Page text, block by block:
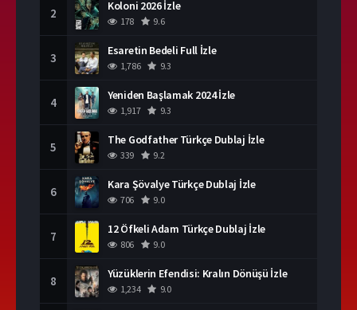
2 Koloni 2026 İzle
178 9.6
3 Esaretin Bedeli Full İzle
1,786 9.3
4 Yeniden Başlamak 2024 İzle
1,917 9.3
5 The Godfather Türkçe Dublaj İzle
339 9.2
6 Kara Şövalye Türkçe Dublaj İzle
706 9.0
7 12 Öfkeli Adam Türkçe Dublaj İzle
806 9.0
8 Yüzüklerin Efendisi: Kralın Dönüşü İzle
1,234 9.0